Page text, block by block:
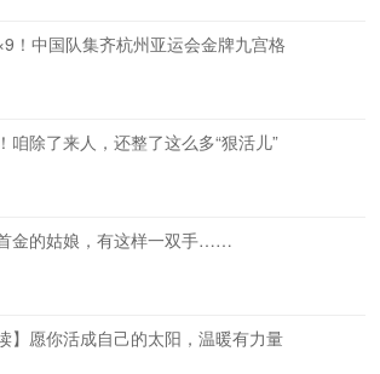
！中国队集齐杭州亚运会金牌九宫格
咱除了来人，还整了这么多“狠活儿”
金的姑娘，有这样一双手……
】愿你活成自己的太阳，温暖有力量